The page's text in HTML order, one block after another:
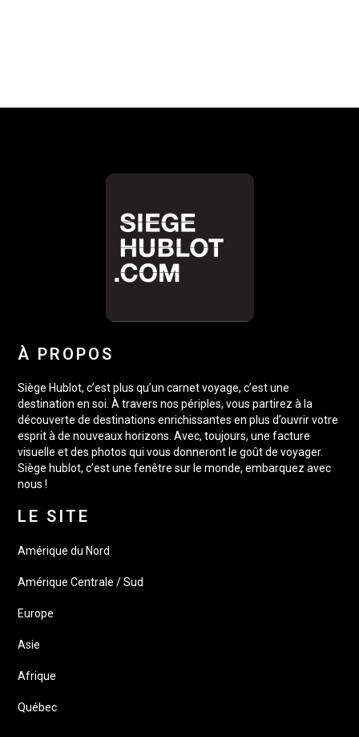
À PROPOS
Siège Hublot, c’est plus qu’un carnet voyage, c’est une
destination en soi. À travers nos périples, vous partirez à la
découverte de destinations enrichissantes en plus d’ouvrir votre
esprit à de nouveaux horizons. Avec, toujours, une facture
visuelle et des photos qui vous donneront le goût de voyager.
Siège hublot, c’est une fenêtre sur le monde, embarquez avec
nous !
LE SITE
Amérique du Nord
Amérique Centrale / Sud
Europe
Asie
Afrique
Québec